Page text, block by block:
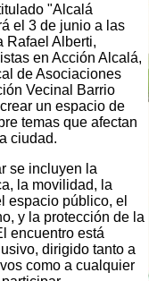
"Alcalá
el 3 de junio a las
Rafael Alberti,
en Acción Alcalá,
de Asociaciones
Vecinal Barrio
un espacio de
temas que afectan
ciudad.
se incluyen la
la movilidad, la
espacio público, el
y la protección de la
encuentro está
dirigido tanto a
como a cualquier